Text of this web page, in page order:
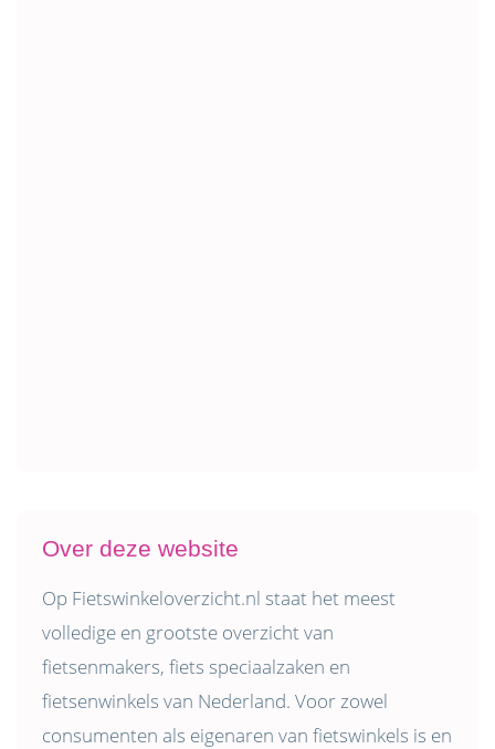
Over deze website
Op Fietswinkeloverzicht.nl staat het meest
volledige en grootste overzicht van
fietsenmakers, fiets speciaalzaken en
fietsenwinkels van Nederland. Voor zowel
consumenten als eigenaren van fietswinkels is en